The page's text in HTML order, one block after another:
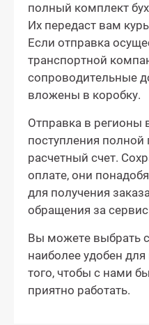
полный комплект
Их передаст вам
Если отправка
транспортной
сопроводительные
вложены в коробку.
Отправка в регионы
поступления
расчетный счет.
оплате, они
для получения
обращения за
Вы можете выбрать
наиболее удобен
того, чтобы с нами
приятно работать.